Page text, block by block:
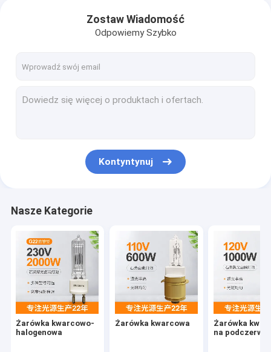
Zostaw Wiadomość
Odpowiemy Szybko
Kontyntynuj
Nasze Kategorie
Żarówka kwarcowo-
halogenowa
Żarówka kwarcowa
Żarówka
na